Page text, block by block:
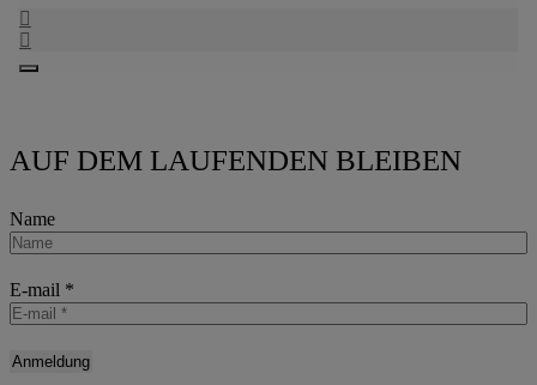
AUF DEM LAUFENDEN BLEIBEN
Name
E-mail *